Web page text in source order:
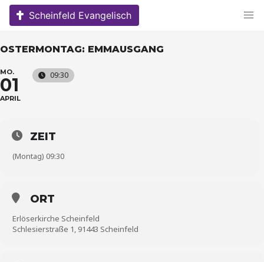
Skip
Scheinfeld Evangelisch
OSTERMONTAG: EMMAUSGANG
MO.
01
APRIL
09:30
ZEIT
(Montag) 09:30
ORT
Erlöserkirche Scheinfeld
Schlesierstraße 1, 91443 Scheinfeld